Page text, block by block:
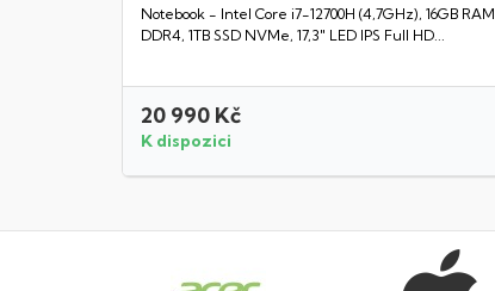
Rychlý náhled
Notebook - Intel Core i7-12700H (4,7GHz), 16GB RAM
DDR4, 1TB SSD NVMe, 17,3" LED IPS Full HD...
20 990 Kč
K dispozici